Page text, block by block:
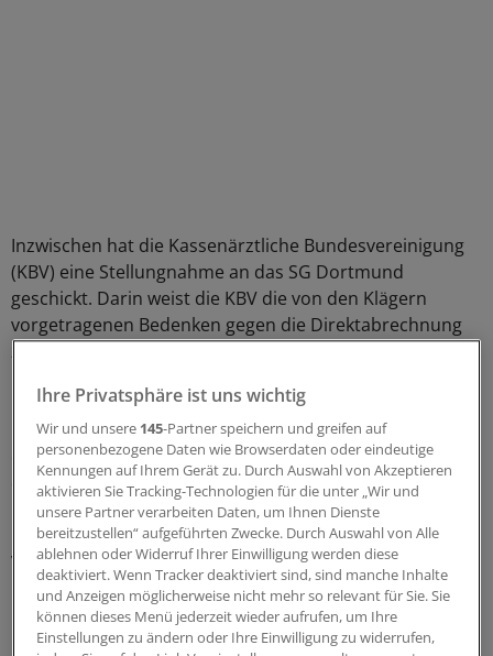
Inzwischen hat die Kassenärztliche Bundesvereinigung
(KBV) eine Stellungnahme an das SG Dortmund
geschickt. Darin weist die KBV die von den Klägern
vorgetragenen Bedenken gegen die Direktabrechnung
zurück.
"Die Laborgemeinschaft wird nicht zum eigenständigen
Leistungserbringer ... und auch nicht zum
eigenständigen Abrechnungssubjekt. Sie stellt vielmehr
den vergemeinschafteten Abrechnungsgehilfen der
Mitglieder der Laborgemeinschaft dar", heißt es dort
unter anderem. Zudem komme es zwischen
Vertragsarzt und Laborgemeinschaft nicht zu einer
Datenübermittlung, sondern nur zu einer
Datenverarbeitung im Auftrag.
Ihre Privatsphäre ist uns wichtig
Wir und unsere 145-Partner speichern und greifen auf
personenbezogene Daten wie Browserdaten oder eindeutige
Kennungen auf Ihrem Gerät zu. Durch Auswahl von Akzeptieren
aktivieren Sie Tracking-Technologien für die unter „Wir und
unsere Partner verarbeiten Daten, um Ihnen Dienste
bereitzustellen“ aufgeführten Zwecke. Durch Auswahl von Alle
ablehnen oder Widerruf Ihrer Einwilligung werden diese
deaktiviert. Wenn Tracker deaktiviert sind, sind manche Inhalte
und Anzeigen möglicherweise nicht mehr so relevant für Sie. Sie
können dieses Menü jederzeit wieder aufrufen, um Ihre
Einstellungen zu ändern oder Ihre Einwilligung zu widerrufen,